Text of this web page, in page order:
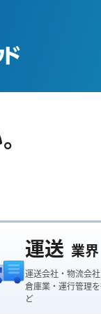
運送 業界
運送会社・物流会
倉庫業・運行管理
ど